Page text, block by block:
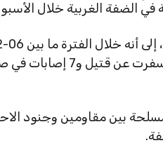
في الضفة الغربية خلال
12-12-2024، رصد المركز 104 عملٍ
مسلحة بين مقاومين وجنود